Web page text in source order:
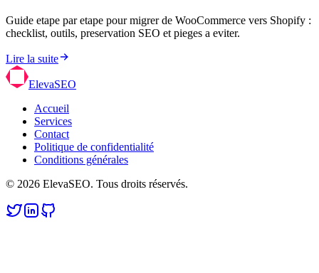
Guide etape par etape pour migrer de WooCommerce vers Shopify :
checklist, outils, preservation SEO et pieges a eviter.
Lire la suite
ElevaSEO
Accueil
Services
Contact
Politique de confidentialité
Conditions générales
© 2026 ElevaSEO. Tous droits réservés.